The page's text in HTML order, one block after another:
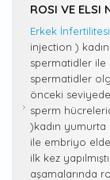
ROSI VE ELSI
Erkek İnfertilitesi
injection )
spermatidler
spermatidler
önceki
sperm
)kadın yumurta
ile embriyo elde etme yöntemidir.
ilk kez yapılmıştır. uzamış spermatidler sperm
aşamalarında